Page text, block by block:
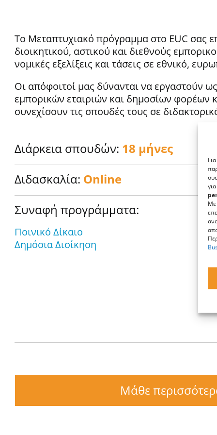
για
Με
Το Μεταπτυχιακό πρόγραμμα στο EUC σας
διοικητικού, αστικού και διεθνούς
νομικές εξελίξεις και τάσεις σε εθνικό,
Οι απόφοιτοί μας δύνανται να εργαστούν
εμπορικών εταιριών και δημοσίων φορέων
συνεχίσουν τις σπουδές τους σε
Διάρκεια σπουδών: 18 μήνες
Διδασκαλία: Online
Συναφή προγράμματα:
Ποινικό Δίκαιο
Δημόσια Διοίκηση
Μάθε